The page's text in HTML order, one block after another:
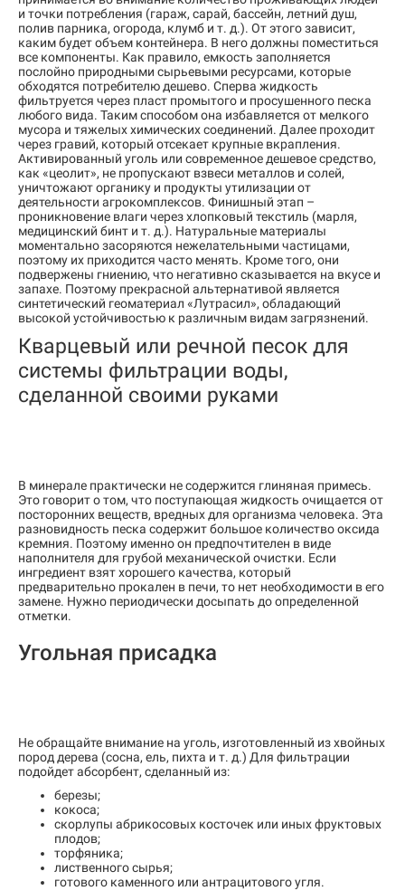
и точки потребления (гараж, сарай, бассейн, летний душ,
полив парника, огорода, клумб и т. д.). От этого зависит,
каким будет объем контейнера. В него должны поместиться
все компоненты. Как правило, емкость заполняется
послойно природными сырьевыми ресурсами, которые
обходятся потребителю дешево. Сперва жидкость
фильтруется через пласт промытого и просушенного песка
любого вида. Таким способом она избавляется от мелкого
мусора и тяжелых химических соединений. Далее проходит
через гравий, который отсекает крупные вкрапления.
Активированный уголь или современное дешевое средство,
как «цеолит», не пропускают взвеси металлов и солей,
уничтожают органику и продукты утилизации от
деятельности агрокомплексов. Финишный этап –
проникновение влаги через хлопковый текстиль (марля,
медицинский бинт и т. д.). Натуральные материалы
моментально засоряются нежелательными частицами,
поэтому их приходится часто менять. Кроме того, они
подвержены гниению, что негативно сказывается на вкусе и
запахе. Поэтому прекрасной альтернативой является
синтетический геоматериал «Лутрасил», обладающий
высокой устойчивостью к различным видам загрязнений.
Кварцевый или речной песок для
системы фильтрации воды,
сделанной своими руками
В минерале практически не содержится глиняная примесь.
Это говорит о том, что поступающая жидкость очищается от
посторонних веществ, вредных для организма человека. Эта
разновидность песка содержит большое количество оксида
кремния. Поэтому именно он предпочтителен в виде
наполнителя для грубой механической очистки. Если
ингредиент взят хорошего качества, который
предварительно прокален в печи, то нет необходимости в его
замене. Нужно периодически досыпать до определенной
отметки.
Угольная присадка
Не обращайте внимание на уголь, изготовленный из хвойных
пород дерева (сосна, ель, пихта и т. д.) Для фильтрации
подойдет абсорбент, сделанный из:
березы;
кокоса;
скорлупы абрикосовых косточек или иных фруктовых
плодов;
торфяника;
лиственного сырья;
готового каменного или антрацитового угля.